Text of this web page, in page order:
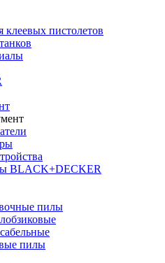
клеевых пистолетов
BLACK+DECKER
пилы
пилы